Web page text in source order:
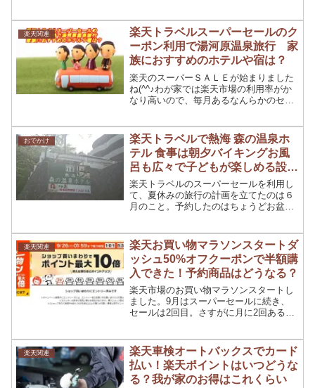
すね！毎日でも食べて飽きないから箱買
いをするご家庭も...
楽天関連
楽天トラベルスーパーセールのク
ーポン利用で湯河原温泉旅行 家
族におすすめのホテルや宿は？
楽天のスーパーＳＡＬＥが始まりました
ね(^^♪わが家では楽天市場の利用率がか
なり高いので、毎月あるなんらかのセー
も、ポイントをためるためにいろいろ工
夫するのですが、その...
おでかけ
楽天トラベルで熱海 森の温泉ホ
テル 食事は朝夕バイキングお風
呂も広々で子どもが楽しめる設備
も多し！
楽天トラベルのスーパーセールを利用し
て、夏休みの旅行の計画を立てたのは６
月のこと。予約したのはちょうどお盆時
ベルで予約をした熱海・森の温泉ホテル
は口コミもよく、バイキング...
楽天関連
楽天お買い物マラソンスタートダ
ッシュ50%オフクーポンで半額購
入できた！予約商品はどうなる？
楽天市場のお買い物マラソンスタートし
ました。9月はスーパーセールに続き、
セールは2回目。さすがに月に2回あると
ますね(笑)私の場合は買い回りでのポイ
ントアップがメインで...
楽天関連
楽天車検オートバックスでカード
払い！楽天ポイントはいつどうな
る？我が家のお得はこれくらい